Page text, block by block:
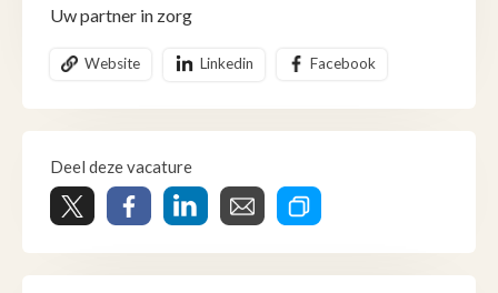
Uw partner in zorg
Website Linkedin Facebook
Deel deze vacature